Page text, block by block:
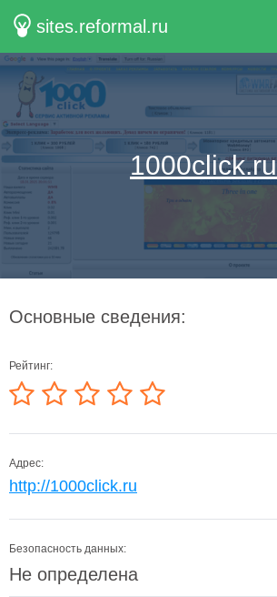
sites.reformal.ru
1000click.ru
Основные сведения:
Рейтинг:
Адрес:
http://1000click.ru
Безопасность данных:
Не определена